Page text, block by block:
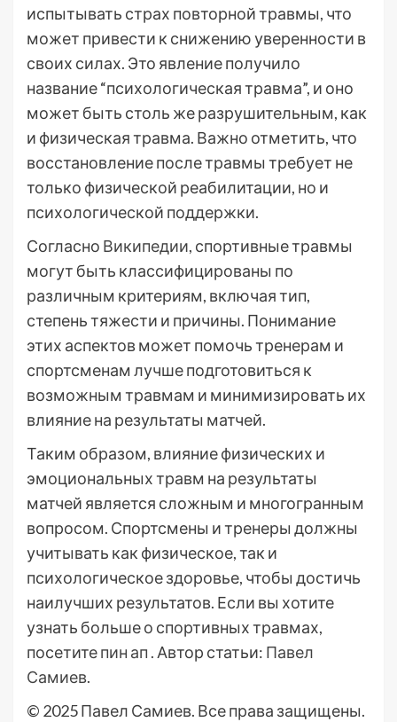
испытывать страх повторной травмы, что
может привести к снижению уверенности в
своих силах. Это явление получило
название “психологическая травма”, и оно
может быть столь же разрушительным, как
и физическая травма. Важно отметить, что
восстановление после травмы требует не
только физической реабилитации, но и
психологической поддержки.
Согласно Википедии, спортивные травмы
могут быть классифицированы по
различным критериям, включая тип,
степень тяжести и причины. Понимание
этих аспектов может помочь тренерам и
спортсменам лучше подготовиться к
возможным травмам и минимизировать их
влияние на результаты матчей.
Таким образом, влияние физических и
эмоциональных травм на результаты
матчей является сложным и многогранным
вопросом. Спортсмены и тренеры должны
учитывать как физическое, так и
психологическое здоровье, чтобы достичь
наилучших результатов. Если вы хотите
узнать больше о спортивных травмах,
посетитепин ап . Автор статьи: Павел
Самиев.
© 2025 Павел Самиев. Все права защищены.